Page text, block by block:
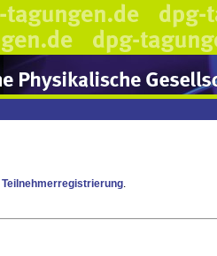
Teilnehmerregistrierung.